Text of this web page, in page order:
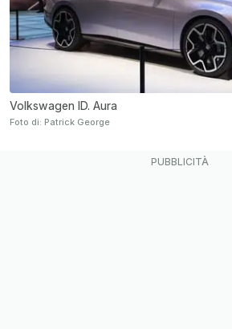
Volkswagen ID. Aura
Foto di: Patrick George